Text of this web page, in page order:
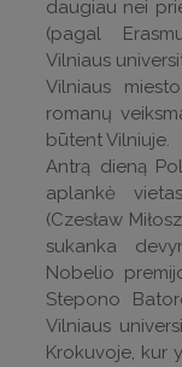
daugiau nei
(pagal
Vilniaus
Vilniaus
romanų
būtent Vilniuje.
Antrą dieną
aplankė
(Czesław
sukanka
Nobelio
Stepono
Vilniaus
Krokuvoje, kur